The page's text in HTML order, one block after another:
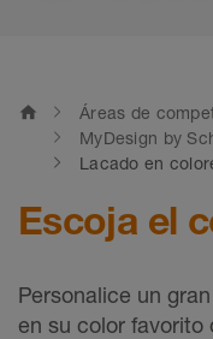
home Áreas de
MyDesign by
Lacado en
Escoja el
Personalice un
en su color favorito